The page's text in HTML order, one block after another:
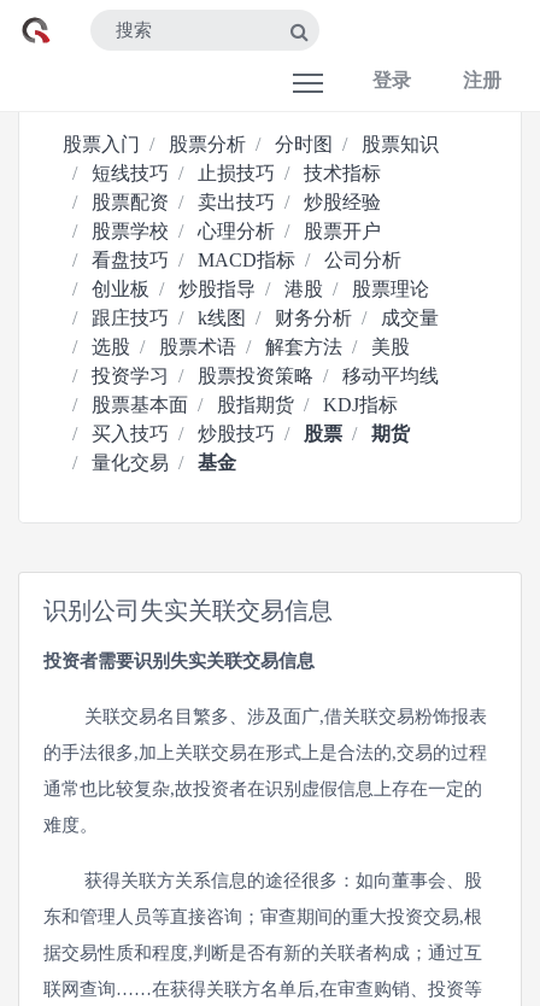
登录 注册
股票入门 股票分析 分时图
股票知识
短线技巧
止损技巧
技术指标
股票配资
卖出技巧
炒股经验
股票学校
心理分析
股票开户
看盘技巧
MACD指标
公司分析
创业板
炒股指导 港股
股票理论
跟庄技巧
k线图 财务分析
成交量
选股
股票术语 解套方法
美股
投资学习
股票投资策略
移动平均线
股票基本面
股指期货
KDJ指标
买入技巧
炒股技巧 股票
期货
量化交易
基金
识别公司失实关联交易信息
投资者需要识别失实关联交易信息
关联交易名目繁多、涉及面广,借关联交易粉饰报表
的手法很多,加上关联交易在形式上是合法的,交易的过程
通常也比较复杂,故投资者在识别虚假信息上存在一定的
难度。
获得关联方关系信息的途径很多：如向董事会、股
东和管理人员等直接咨询；审查期间的重大投资交易,根
据交易性质和程度,判断是否有新的关联者构成；通过互
联网查询……在获得关联方名单后,在审查购销、投资等